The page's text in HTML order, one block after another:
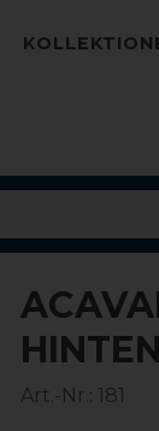
HINTEN
Art.-Nr.: 181